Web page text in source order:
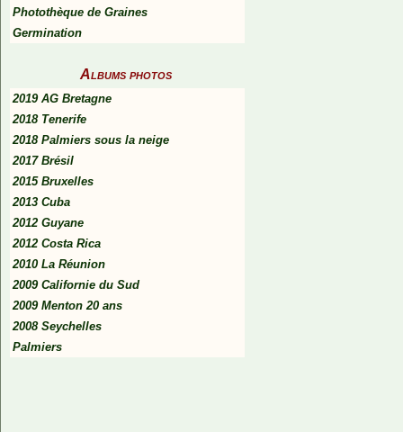
Photothèque de Graines
Germination
Albums photos
2019 AG Bretagne
2018 Tenerife
2018 Palmiers sous la neige
2017 Brésil
2015 Bruxelles
2013 Cuba
2012 Guyane
2012 Costa Rica
2010 La Réunion
2009 Californie du Sud
2009 Menton 20 ans
2008 Seychelles
Palmiers